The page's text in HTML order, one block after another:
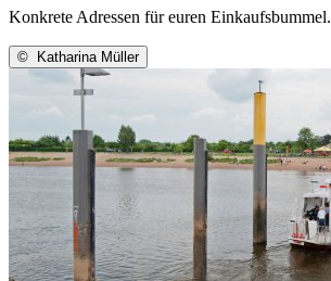
Konkrete Adressen für euren Einkaufsbummel.
© Katharina Müller